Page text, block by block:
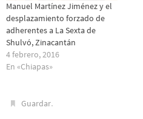
Manuel Martínez Jiménez y el
desplazamiento forzado de
adherentes a La Sexta de
Shulvó, Zinacantán
4 febrero, 2016
En «Chiapas»
Guardar.